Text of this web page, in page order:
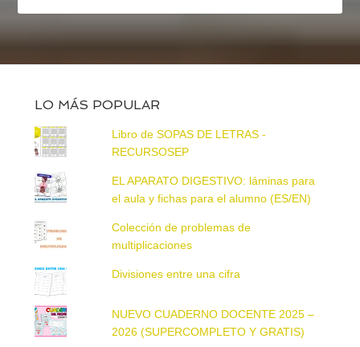
LO MÁS POPULAR
Libro de SOPAS DE LETRAS -
RECURSOSEP
EL APARATO DIGESTIVO: láminas para
el aula y fichas para el alumno (ES/EN)
Colección de problemas de
multiplicaciones
Divisiones entre una cifra
NUEVO CUADERNO DOCENTE 2025 –
2026 (SUPERCOMPLETO Y GRATIS)